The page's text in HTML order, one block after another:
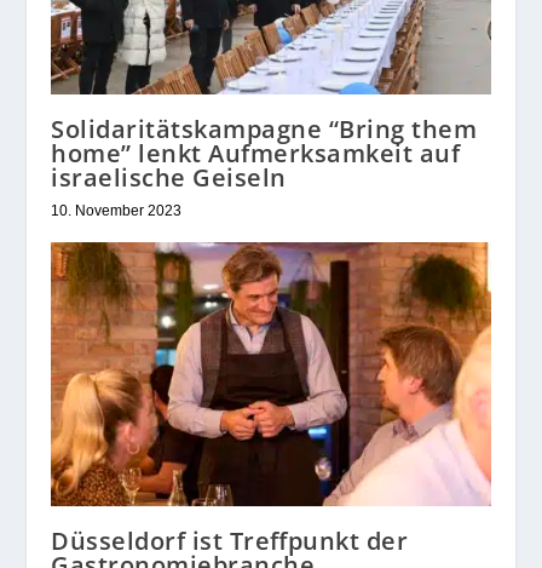
Solidaritätskampagne “Bring them
home” lenkt Aufmerksamkeit auf
israelische Geiseln
10. November 2023
Düsseldorf ist Treffpunkt der